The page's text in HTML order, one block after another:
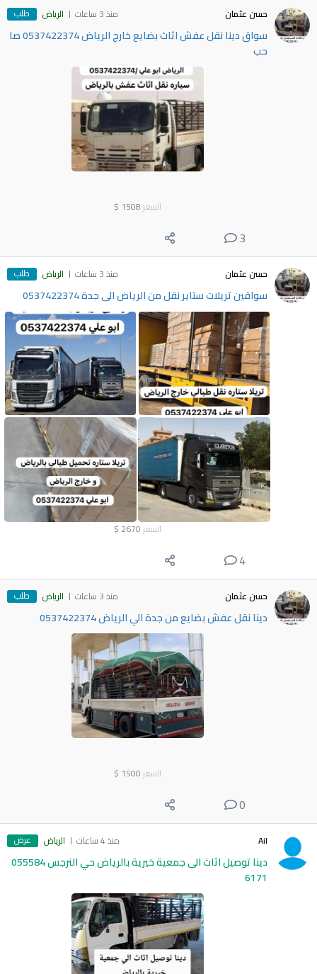
حسن عثمان منذ 3 ساعات الرياض طلب
سواق دينا نقل عفش اثاث بضايع خارج الرياض 0537422374 صا
حب
السعر 1508
$
3
حسن عثمان منذ 3 ساعات الرياض طلب
سواقين تريلات ستاير نقل من الرياض الى جدة 0537422374
السعر 2670
$
4
حسن عثمان منذ 3 ساعات الرياض طلب
دينا نقل عفش بضايع من جدة الي الرياض 0537422374
السعر 1500
$
0
Ail منذ 4 ساعات الرياض عرض
دينا توصيل اثاث الى جمعية خيرية بالرياض حي النرجس 055584
6171